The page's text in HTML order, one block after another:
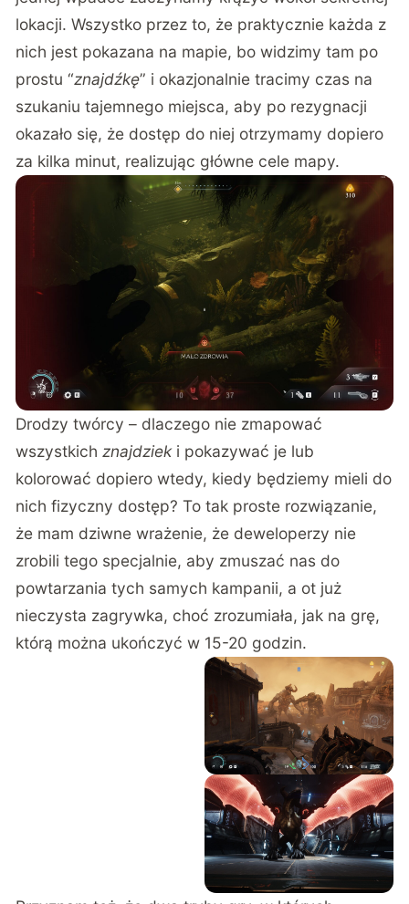
lokacji. Wszystko przez to, że praktycznie każda z
nich jest pokazana na mapie, bo widzimy tam po
prostu “znajdźkę” i okazjonalnie tracimy czas na
szukaniu tajemnego miejsca, aby po rezygnacji
okazało się, że dostęp do niej otrzymamy dopiero
za kilka minut, realizując główne cele mapy.
Drodzy twórcy – dlaczego nie zmapować
wszystkichznajdzieki pokazywać je lub
kolorować dopiero wtedy, kiedy będziemy mieli do
nich fizyczny dostęp? To tak proste rozwiązanie,
że mam dziwne wrażenie, że deweloperzy nie
zrobili tego specjalnie, aby zmuszać nas do
powtarzania tych samych kampanii, a ot już
nieczysta zagrywka, choć zrozumiała, jak na grę,
którą można ukończyć w 15-20 godzin.